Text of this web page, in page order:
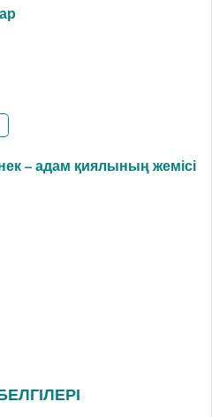
– адам қиялының жемісі